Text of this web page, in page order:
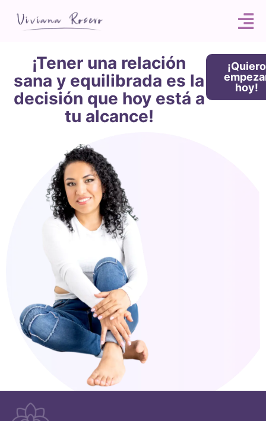
¡Tener una relación
sana y equilibrada es la
decisión que hoy está a
tu alcance!
¡Quiero
hoy!